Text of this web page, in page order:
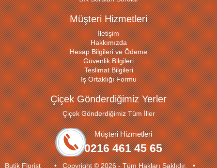
Müşteri Hizmetleri
İletişim
Hakkımızda
Hesap Bilgileri ve Ödeme
Güvenlik Bilgileri
Teslimat Bilgileri
İş Ortaklığı Formu
Çiçek Gönderdiğimiz Yerler
Çiçek Gönderdiğimiz Tüm İller
Müşteri Hizmetleri
0216 461 45 65
Butik Florist • Copyright © 2026 - Tüm Hakları Saklıdır. •